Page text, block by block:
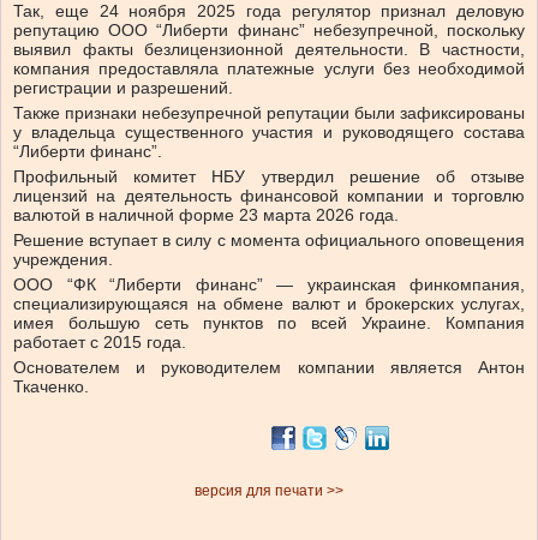
Так, еще 24 ноября 2025 года регулятор признал деловую
репутацию ООО “Либерти финанс” небезупречной, поскольку
выявил факты безлицензионной деятельности. В частности,
компания предоставляла платежные услуги без необходимой
регистрации и разрешений.
Также признаки небезупречной репутации были зафиксированы
у владельца существенного участия и руководящего состава
“Либерти финанс”.
Профильный комитет НБУ утвердил решение об отзыве
лицензий на деятельность финансовой компании и торговлю
валютой в наличной форме 23 марта 2026 года.
Решение вступает в силу с момента официального оповещения
учреждения.
ООО “ФК “Либерти финанс” — украинская финкомпания,
специализирующаяся на обмене валют и брокерских услугах,
имея большую сеть пунктов по всей Украине. Компания
работает с 2015 года.
Основателем и руководителем компании является Антон
Ткаченко.
версия для печати >>